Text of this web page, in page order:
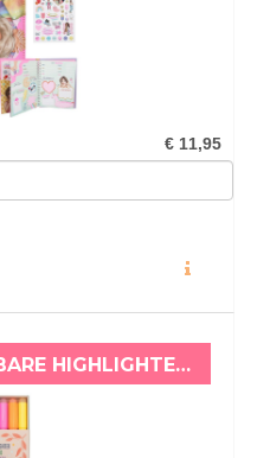
€ 11,95
TOPMODEL UITGUMBARE HIGHLIGHTER EN MARKERSET